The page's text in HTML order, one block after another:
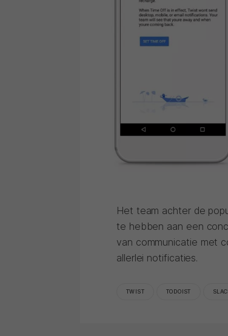
Het team achter de
te hebben aan een
van communicatie met
allerlei notificaties.
TWIST TODOIST